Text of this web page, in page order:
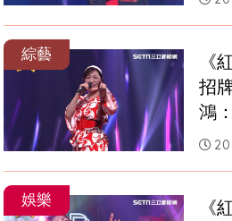
綜藝
《
招
鴻
娛樂
《